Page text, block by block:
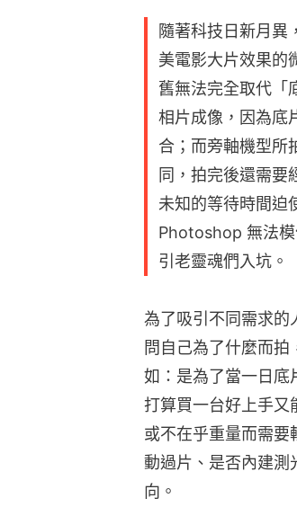
隨著科技日新月異
美電影大片效果的
舊無法完全取代「
相片成像，因為底
合；而旁軸機型所
同，拍完後還需要
未知的等待時間迫
Photoshop 無法
引老靈魂們入坑。
為了吸引不同需求的
問自己為了什麼而
如：是為了當一日底
打算買一台好上手又
或不在乎重量而需要
動過片、是否內建
向。